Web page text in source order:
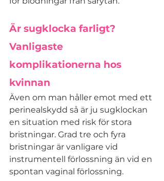
Är sugklocka farligt?
Vanligaste
komplikationerna hos
kvinnan
Även om man håller emot med ett
perinealskydd så är ju sugklockan
en situation med risk för stora
bristningar. Grad tre och fyra
bristningar är vanligare vid
instrumentell förlossning än vid en
spontan vaginal förlossning.